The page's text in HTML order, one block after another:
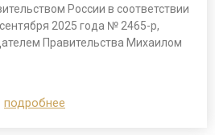
России в соответствии
2025 года № 2465-р,
Правительства Михаилом
подробнее